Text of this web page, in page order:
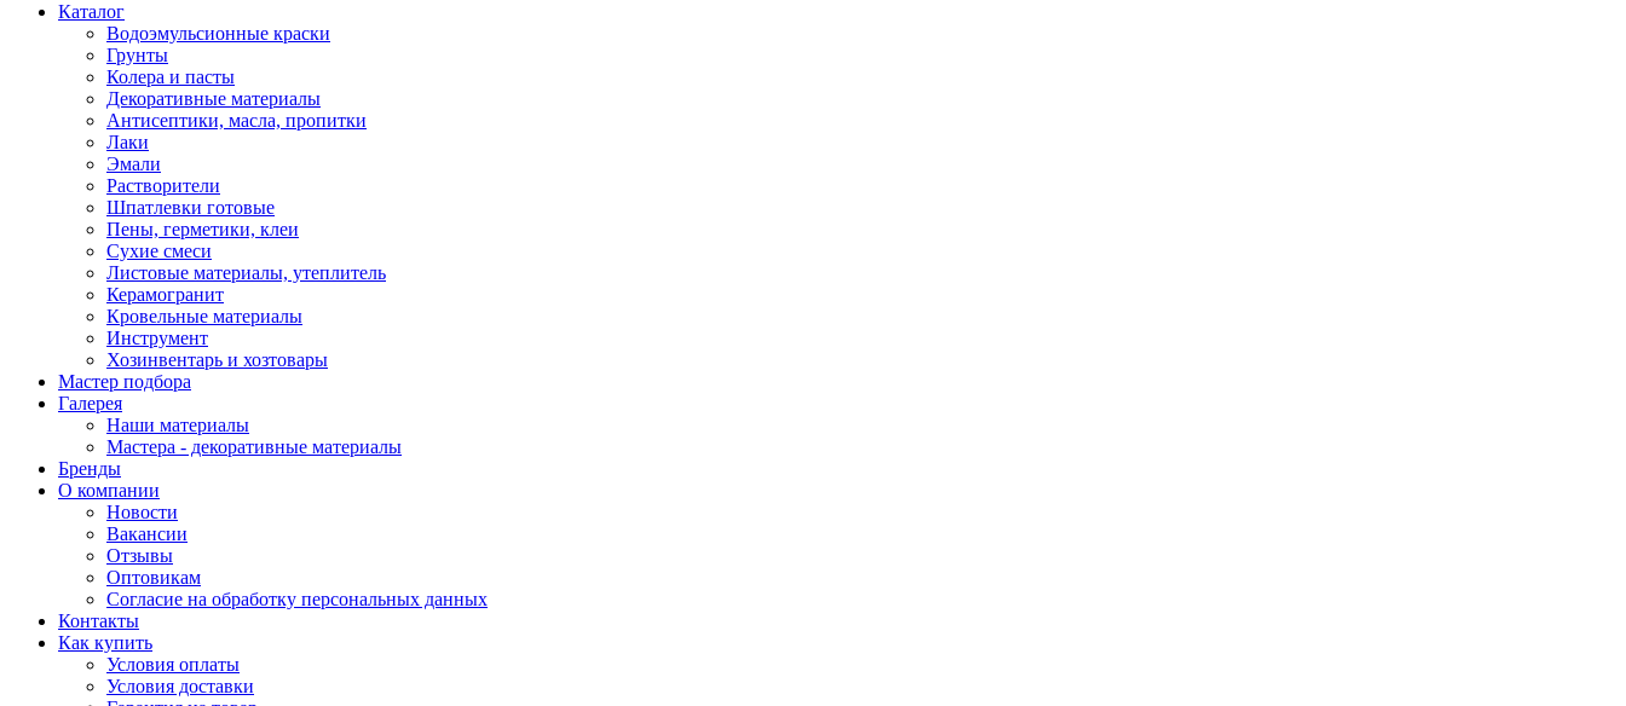
Каталог
Водоэмульсионные краски
Грунты
Колера и пасты
Декоративные материалы
Антисептики, масла, пропитки
Лаки
Эмали
Растворители
Шпатлевки готовые
Пены, герметики, клеи
Сухие смеси
Листовые материалы, утеплитель
Керамогранит
Кровельные материалы
Инструмент
Хозинвентарь и хозтовары
Мастер подбора
Галерея
Наши материалы
Мастера - декоративные материалы
Бренды
О компании
Новости
Вакансии
Отзывы
Оптовикам
Cогласие на обработку персональных данных
Контакты
Как купить
Условия оплаты
Условия доставки